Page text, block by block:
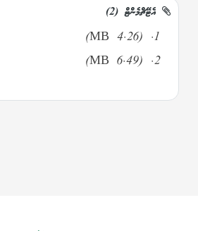
އެޓޭޗްމެންޓް (2)
(4.26 MB)
(6.49 MB)